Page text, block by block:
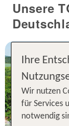
Unsere
Ihre
Wir nutzen
für Services
notwendig